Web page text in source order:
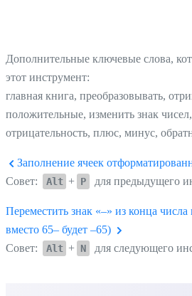
Дополнительные ключевые слова,
этот инструмент:
главная книга, преобразовывать,
положительные, изменить знак
отрицательность, плюс, минус,
Заполнение ячеек
Совет:
Alt + P для предыдущего
Переместить знак «–» из конца
вместо 65– будет –65)
Совет:
Alt + N для следующего